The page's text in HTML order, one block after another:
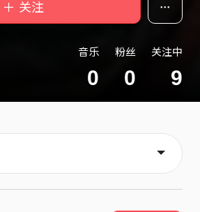
＋ 关注
音乐
0
粉丝
0
关注中
9